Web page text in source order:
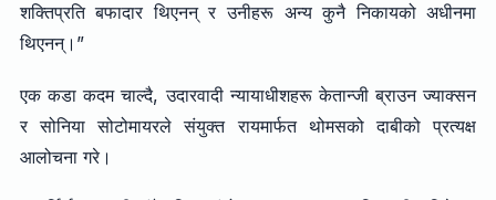
शक्तिप्रति बफादार थिएनन् र उनीहरू अन्य कुनै निकायको अधीनमा
थिएनन्।”
एक कडा कदम चाल्दै, उदारवादी न्यायाधीशहरू केतान्जी ब्राउन ज्याक्सन
र सोनिया सोटोमायरले संयुक्त रायमार्फत थोमसको दाबीको प्रत्यक्ष
आलोचना गरे।